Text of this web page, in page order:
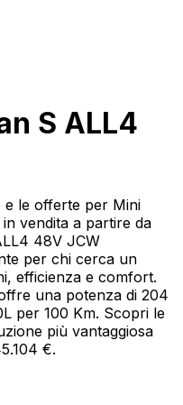
S ALL4
e le offerte per Mini
vendita a partire da
48V JCW
per chi cerca un
efficienza e comfort.
una potenza di 204
per 100 Km. Scopri le
più vantaggiosa
€.